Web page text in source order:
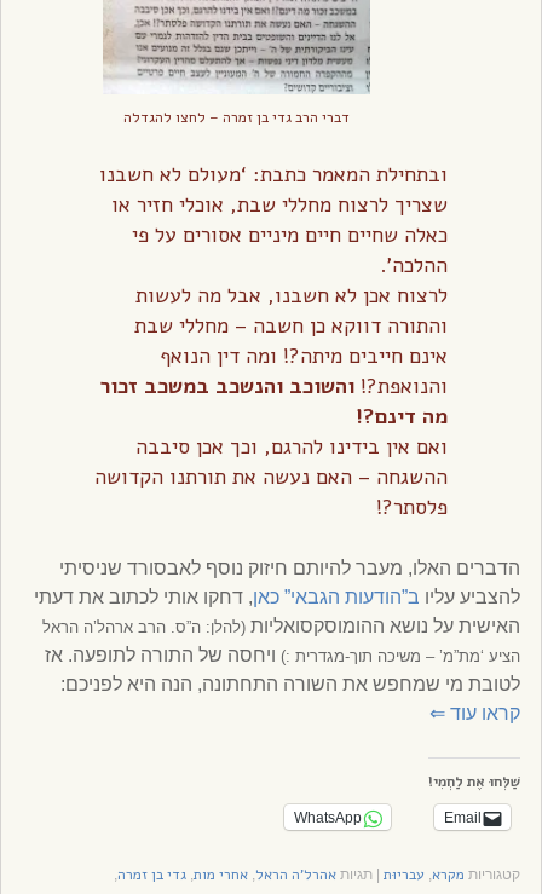
דברי הרב גדי בן זמרה – לחצו להגדלה
ובתחילת המאמר כתבת: ‘מעולם לא חשבנו
שצריך לרצוח מחללי שבת, אוכלי חזיר או
כאלה שחיים חיים מיניים אסורים על פי
ההלכה’.
לרצוח אכן לא חשבנו, אבל מה לעשות
והתורה דווקא כן חשבה – מחללי שבת
אינם חייבים מיתה?! ומה דין הנואף
והנואפת?! והשוכב והנשכב במשכב זכור
מה דינם?!
ואם אין בידינו להרגם, וכך אכן סיבבה
ההשגחה – האם נעשה את תורתנו הקדושה
פלסתר?!
הדברים האלו, מעבר להיותם חיזוק נוסף לאבסורד שניסיתי
להצביע עליו ב”הודעות הגבאי” כאן, דחקו אותי לכתוב את דעתי
האישית על נושא ההומוסקסואליות(להלן: ה”ס. הרב ארהל’ה הראל
הציע ‘מת”מ’ – משיכה תוך-מגדרית :) ויחסה של התורה לתופעה. אז
לטובת מי שמחפש את השורה התחתונה, הנה היא לפניכם:
קראו עוד⇐
שַׁלְּחוּ אֶת לַחְמִי!
Email
WhatsApp
קטגוריות מקרא, עבריוּת |תגיותאהרל'ה הראל,אחרי מות,גדי בן זמרה,